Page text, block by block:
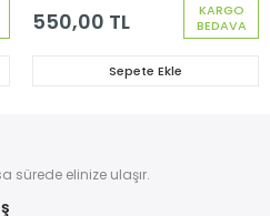
KARGO
BEDAVA
550,00 TL
Sepete Ekle
sürede elinize ulaşır.